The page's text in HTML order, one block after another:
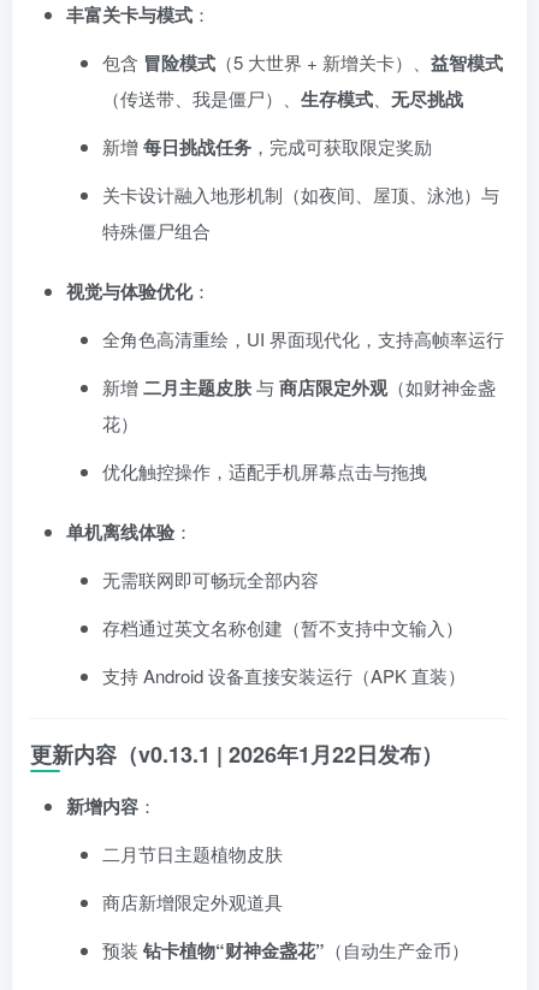
丰富关卡与模式 ：
包含 冒险模式 （5 大世界 + 新增关卡）、 益智模式
（传送带、我是僵尸）、 生存模式 无尽挑战
新增每日挑战任务 ，完成可获取限定奖励
关卡设计融入地形机制（如夜间、屋顶、泳池）与
特殊僵尸组合
视觉与体验优化：
全角色高清重绘，UI 界面现代化，支持高帧率运行
新增二月主题皮肤与商店限定外观（如财神金盏
花）
优化触控操作，适配手机屏幕点击与拖拽
单机离线体验：
无需联网即可畅玩全部内容
存档通过英文名称创建（暂不支持中文输入）
支持 Android 设备直接安装运行（APK 直装）
更新内容（v0.13.1 | 2026年1月22日发布）
新增内容 ：
二月节日主题植物皮肤
商店新增限定外观道具
预装 钻卡植物“财神金盏花” （自动生产金币）